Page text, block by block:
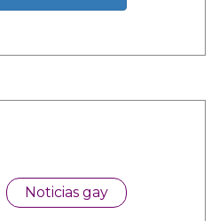
Noticias gay